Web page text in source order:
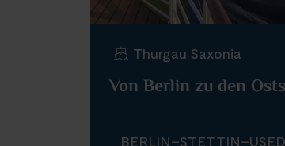
Thurgau Saxonia
Von Berlin zu den